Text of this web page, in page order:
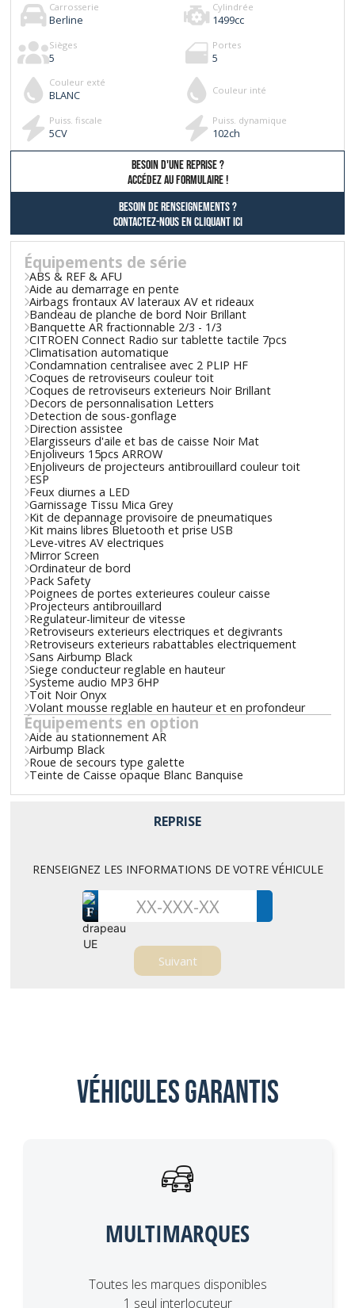
Carrosserie
Berline
Cylindrée
1499cc
Sièges
5
Portes
5
Couleur exté
BLANC Couleur inté
Puiss. fiscale
5CV
Puiss. dynamique
102ch
besoin d'une reprise ?
AccÉdez au formulaire !
Besoin de renseignements ?
contactez-nous en cliquant ici
Équipements de série
ABS & REF & AFU
Aide au demarrage en pente
Airbags frontaux AV lateraux AV et rideaux
Bandeau de planche de bord Noir Brillant
Banquette AR fractionnable 2/3 - 1/3
CITROEN Connect Radio sur tablette tactile 7pcs
Climatisation automatique
Condamnation centralisee avec 2 PLIP HF
Coques de retroviseurs couleur toit
Coques de retroviseurs exterieurs Noir Brillant
Decors de personnalisation Letters
Detection de sous-gonflage
Direction assistee
Elargisseurs d'aile et bas de caisse Noir Mat
Enjoliveurs 15pcs ARROW
Enjoliveurs de projecteurs antibrouillard couleur toit
ESP
Feux diurnes a LED
Garnissage Tissu Mica Grey
Kit de depannage provisoire de pneumatiques
Kit mains libres Bluetooth et prise USB
Leve-vitres AV electriques
Mirror Screen
Ordinateur de bord
Pack Safety
Poignees de portes exterieures couleur caisse
Projecteurs antibrouillard
Regulateur-limiteur de vitesse
Retroviseurs exterieurs electriques et degivrants
Retroviseurs exterieurs rabattables electriquement
Sans Airbump Black
Siege conducteur reglable en hauteur
Systeme audio MP3 6HP
Toit Noir Onyx
Volant mousse reglable en hauteur et en profondeur
Équipements en option
Aide au stationnement AR
Airbump Black
Roue de secours type galette
Teinte de Caisse opaque Blanc Banquise
REPRISE
RENSEIGNEZ LES INFORMATIONS DE VOTRE VÉHICULE
F
Véhicules garantis
MULTIMARQUES
Toutes les marques disponibles
1 seul interlocuteur